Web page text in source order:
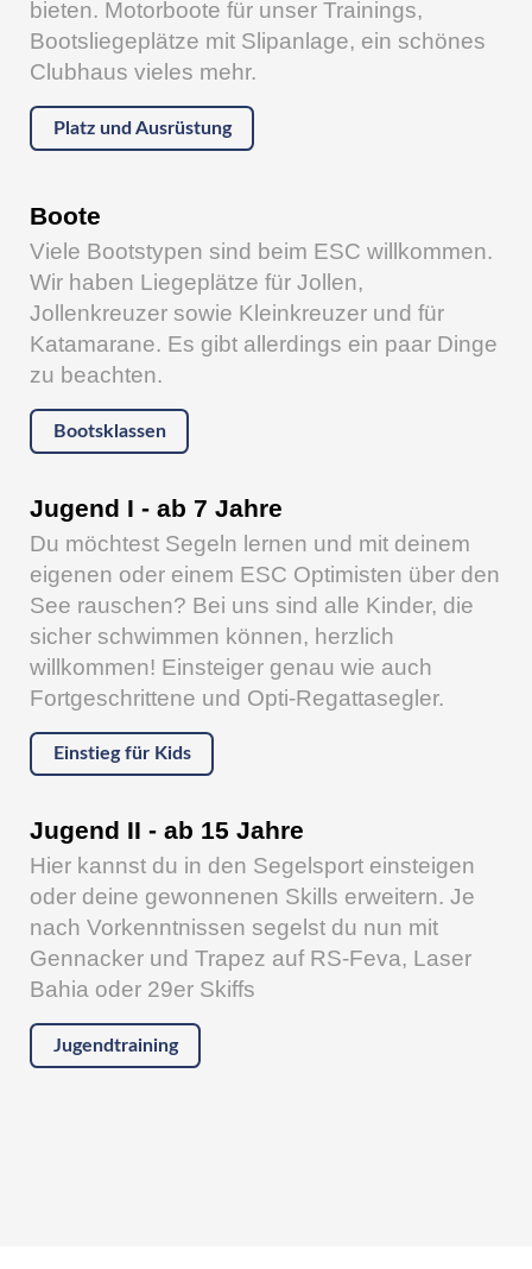
bieten. Motorboote für unser Trainings,
Bootsliegeplätze mit Slipanlage, ein schönes
Clubhaus vieles mehr.
Platz und Ausrüstung
Boote
Viele Bootstypen sind beim ESC willkommen.
Wir haben Liegeplätze für Jollen,
Jollenkreuzer sowie Kleinkreuzer und für
Katamarane. Es gibt allerdings ein paar Dinge
zu beachten.
Bootsklassen
Jugend I - ab 7 Jahre
Du möchtest Segeln lernen und mit deinem
eigenen oder einem ESC Optimisten über den
See rauschen? Bei uns sind alle Kinder, die
sicher schwimmen können, herzlich
willkommen! Einsteiger genau wie auch
Fortgeschrittene und Opti-Regattasegler.
Einstieg für Kids
Jugend II - ab 15 Jahre
Hier kannst du in den Segelsport einsteigen
oder deine gewonnenen Skills erweitern. Je
nach Vorkenntnissen segelst du nun mit
Gennacker und Trapez auf RS-Feva, Laser
Bahia oder 29er Skiffs
Jugendtraining